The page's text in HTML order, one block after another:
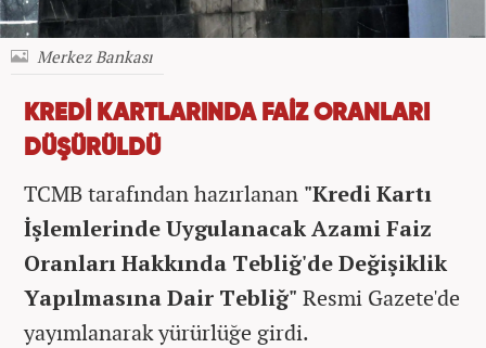
Merkez Bankası
KREDİ KARTLARINDA FAİZ ORANLARI
DÜŞÜRÜLDÜ
TCMB tarafından hazırlanan "Kredi Kartı
İşlemlerinde Uygulanacak Azami Faiz
Oranları Hakkında Tebliğ'de Değişiklik
Yapılmasına Dair Tebliğ" Resmi Gazete'de
yayımlanarak yürürlüğe girdi.